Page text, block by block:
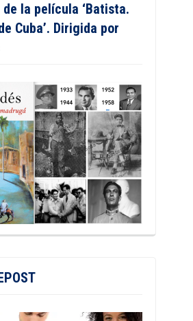
la película ‘Batista.
Cuba’. Dirigida por